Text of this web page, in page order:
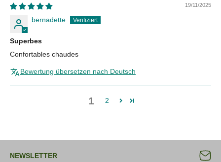
19/11/2025
bernadette
Superbes
Confortables chaudes
Bewertung übersetzen nach Deutsch
1 2
NEWSLETTER